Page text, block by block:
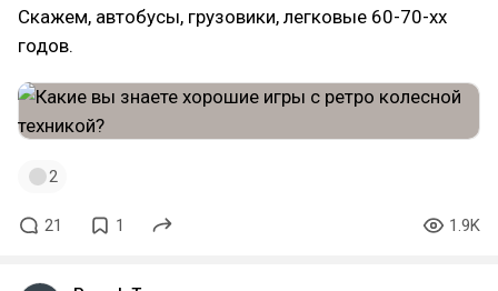
Скажем, автобусы, грузовики, легковые 60-70-хх
годов.
2
21 1 1.9K